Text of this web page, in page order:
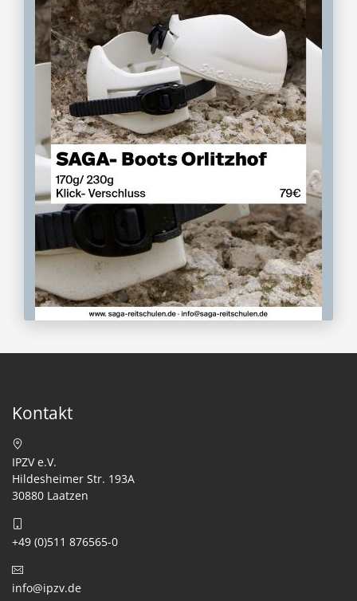
Kontakt
IPZV e.V.
Hildesheimer Str. 193A
30880 Laatzen
+49 (0)511 876565-0
info@ipzv.de